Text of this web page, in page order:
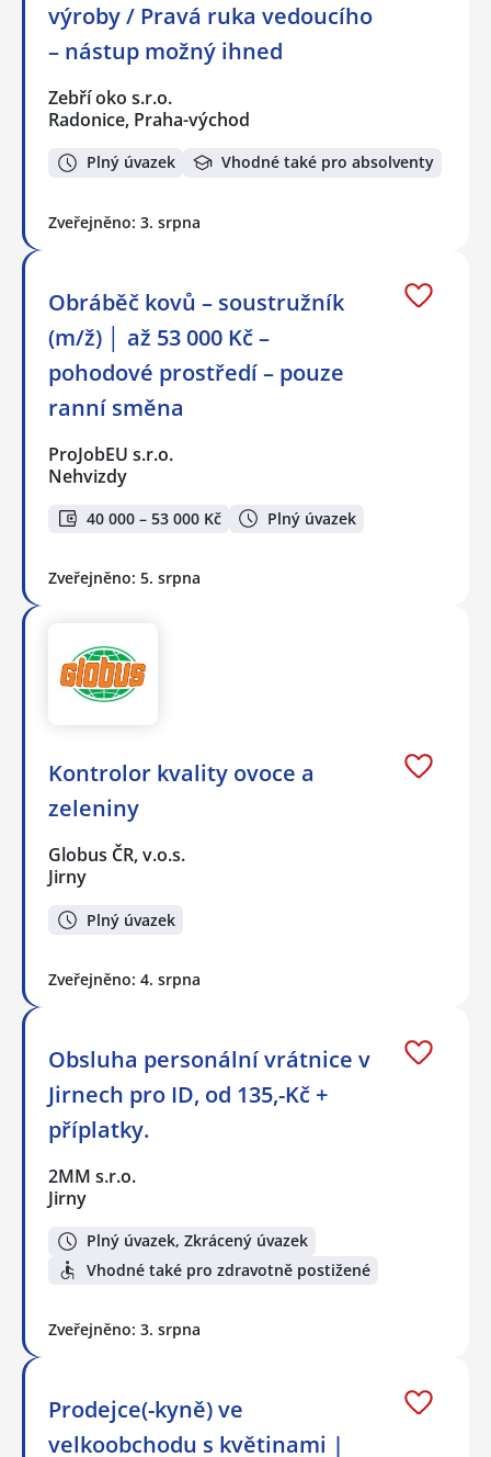
výroby / Pravá ruka vedoucího
– nástup možný ihned
Zebří oko s.r.o.
Radonice, Praha-východ
Plný úvazek Vhodné také pro absolventy
Zveřejněno: 3. srpna
Obráběč kovů – soustružník
(m/ž) │ až 53 000 Kč –
pohodové prostředí – pouze
ranní směna
ProJobEU s.r.o.
Nehvizdy
40 000 – 53 000 Kč Plný úvazek
Zveřejněno: 5. srpna
Kontrolor kvality ovoce a
zeleniny
Globus ČR, v.o.s.
Jirny
Plný úvazek
Zveřejněno: 4. srpna
Obsluha personální vrátnice v
Jirnech pro ID, od 135,-Kč +
příplatky.
2MM s.r.o.
Jirny
Plný úvazek, Zkrácený úvazek
Vhodné také pro zdravotně postižené
Zveřejněno: 3. srpna
Prodejce(-kyně) ve
velkoobchodu s květinami |